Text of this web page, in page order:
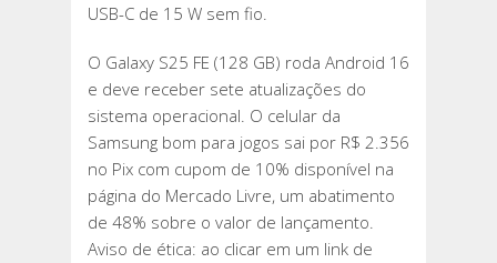
USB-C de 15 W sem fio.
O Galaxy S25 FE (128 GB) roda Android 16
e deve receber sete atualizações do
sistema operacional. O celular da
Samsung bom para jogos sai por R$ 2.356
no Pix com cupom de 10% disponível na
página do Mercado Livre, um abatimento
de 48% sobre o valor de lançamento.
Aviso de ética: ao clicar em um link de